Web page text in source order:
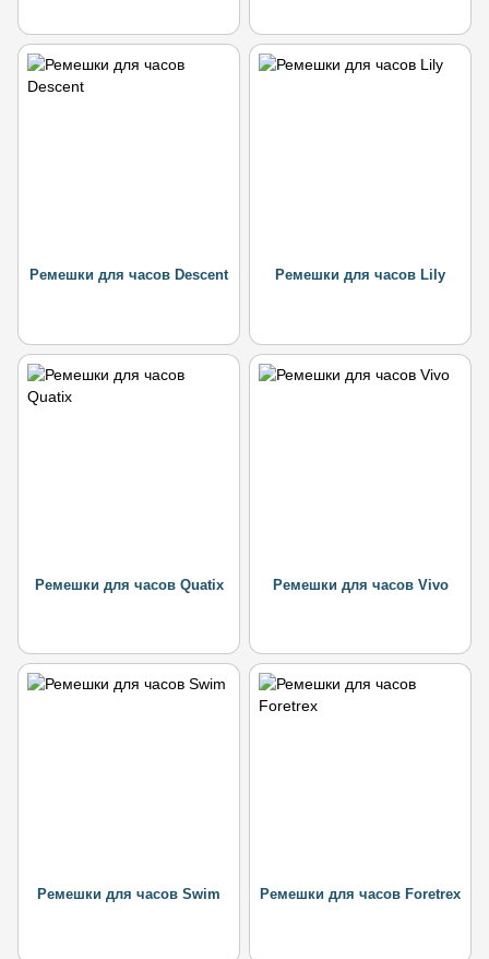
Ремешки для часов Descent Ремешки для часов Lily
Ремешки для часов Quatix Ремешки для часов Vivo
Ремешки для часов Swim Ремешки для часов Foretrex